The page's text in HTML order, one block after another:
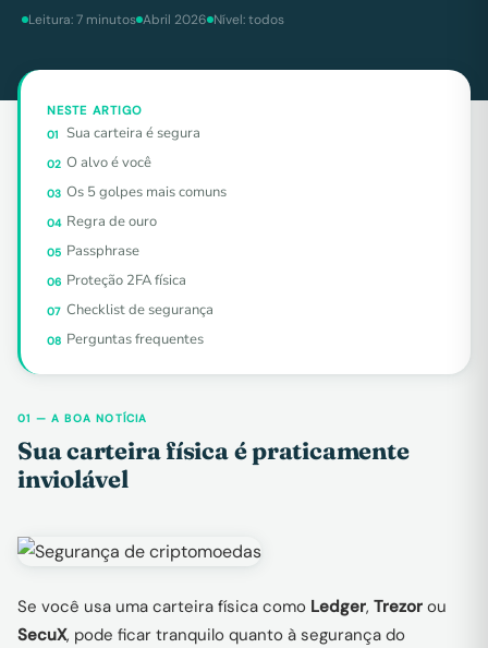
Leitura: 7 minutos Abril 2026 Nível: todos
NESTE ARTIGO
01 Sua carteira é segura
02 O alvo é você
03 Os 5 golpes mais comuns
04 Regra de ouro
05 Passphrase
06 Proteção 2FA física
07 Checklist de segurança
08 Perguntas frequentes
01 — A BOA NOTÍCIA
Sua carteira física é praticamente
inviolável
Se você usa uma carteira física como Ledger, Trezor ou
SecuX, pode ficar tranquilo quanto à segurança do